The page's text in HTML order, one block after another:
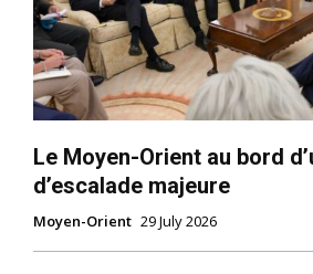
Le Moyen-Orient au bord
d’escalade majeure
Moyen-Orient 29 July 2026